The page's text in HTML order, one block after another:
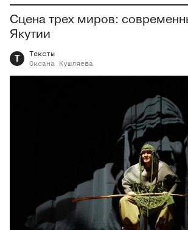
Сцена трех миров:
Якутии
Т
Тексты
Оксана
Кушляева